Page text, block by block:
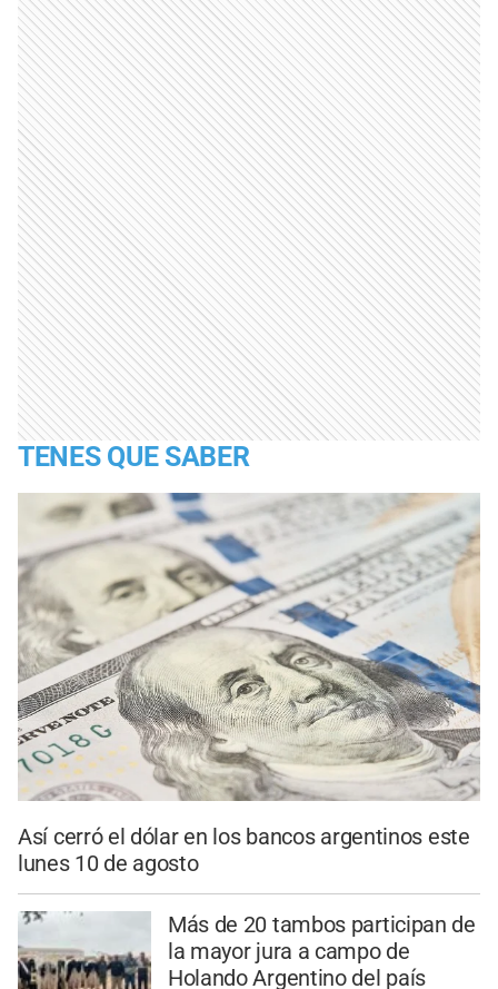
TENES QUE SABER
Así cerró el dólar en los bancos argentinos este
lunes 10 de agosto
Más de 20 tambos participan de
la mayor jura a campo de
Holando Argentino del país